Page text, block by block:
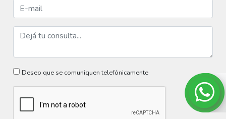
Deseo que se comuniquen telefónicamente